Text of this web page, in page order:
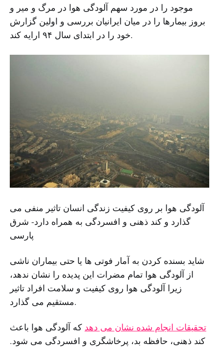
موجود را در مورد سهم آلودگی هوا در مرگ و میر و
بروز بیمارها را در میان ایرانیان بررسی و اولین گزارش
خود را در ابتدای سال ۹۴ ارایه کند.
آلودگی هوا بر روی کیفیت زندگی انسان تاثیر منفی می
گذارد و کند ذهنی و افسردگی به همراه دارد- شرق
پارسی
شاید بسنده کردن به آمار فوتی ها یا حتی بیماران ناشی
از آلودگی هوا تمام مضرات این پدیده را نشان ندهد،
زیرا آلودگی هوا روی کیفیت و سلامت افراد تاثیر
مستقیم می گذارد.
تحقیقات انجام شده نشان می دهد که آلودگی هوا باعث
کند ذهنی، حافظه بد، پرخاشگری و افسردگی می شود.